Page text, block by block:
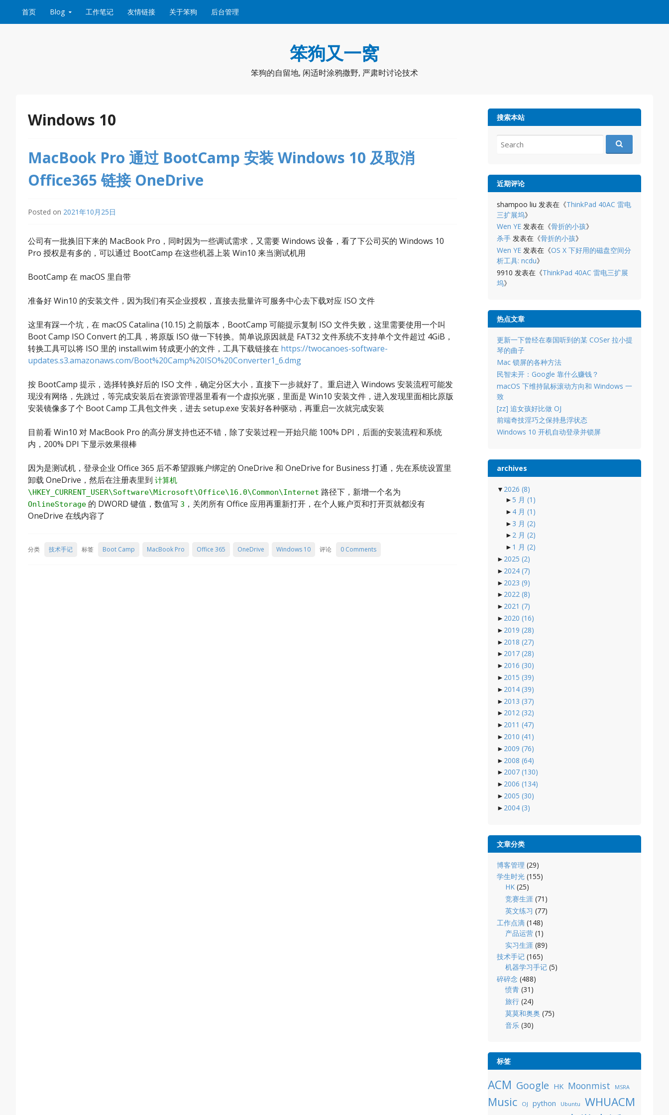
首页 Blog 工作笔记 友情链接 关于笨狗 后台管理
笨狗又一窝
笨狗的自留地, 闲适时涂鸦撒野, 严肃时讨论技术
Windows 10
MacBook Pro 通过 BootCamp 安装 Windows 10 及取消
Office365 链接 OneDrive
Posted on 2021年10月25日
公司有一批换旧下来的 MacBook Pro，同时因为一些调试需求，又需要 Windows 设备，看了下公司买的 Windows 10
Pro 授权是有多的，可以通过 BootCamp 在这些机器上装 Win10 来当测试机用
BootCamp 在 macOS 里自带
准备好 Win10 的安装文件，因为我们有买企业授权，直接去批量许可服务中心去下载对应 ISO 文件
这里有踩一个坑，在 macOS Catalina (10.15) 之前版本，BootCamp 可能提示复制 ISO 文件失败，这里需要使用一个叫
Boot Camp ISO Convert 的工具，将原版 ISO 做一下转换。简单说原因就是 FAT32 文件系统不支持单个文件超过 4GiB，
转换工具可以将 ISO 里的 install.wim 转成更小的文件，工具下载链接在 https://twocanoes-software-
updates.s3.amazonaws.com/Boot%20Camp%20ISO%20Converter1_6.dmg
按 BootCamp 提示，选择转换好后的 ISO 文件，确定分区大小，直接下一步就好了。重启进入 Windows 安装流程可能发
现没有网络，先跳过，等完成安装后在资源管理器里看有一个虚拟光驱，里面是 Win10 安装文件，进入发现里面相比原版
安装镜像多了个 Boot Camp 工具包文件夹，进去 setup.exe 安装好各种驱动，再重启一次就完成安装
目前看 Win10 对 MacBook Pro 的高分屏支持也还不错，除了安装过程一开始只能 100% DPI，后面的安装流程和系统
内，200% DPI 下显示效果很棒
因为是测试机，登录企业 Office 365 后不希望跟账户绑定的 OneDrive 和 OneDrive for Business 打通，先在系统设置里
卸载 OneDrive，然后在注册表里到 计算机
\HKEY_CURRENT_USER\Software\Microsoft\Office\16.0\Common\Internet 路径下，新增一个名为
OnlineStorage 的 DWORD 键值，数值写 3 ，关闭所有 Office 应用再重新打开，在个人账户页和打开页就都没有
OneDrive 在线内容了
分类 技术手记 标签 Boot Camp MacBook Pro Office 365 OneDrive Windows 10 评论 0 Comments
搜索本站
for:
近期评论
shampoo liu 发表在《ThinkPad 40AC 雷电
三扩展坞》
Wen YE发表在《骨折的小孩》
杀手发表在《骨折的小孩》
Wen YE发表在《OS X 下好用的磁盘空间分
析工具: ncdu》
9910 发表在《ThinkPad 40AC 雷电三扩展
坞》
热点文章
更新一下曾经在泰国听到的某 COSer 拉小提
琴的曲子
Mac 锁屏的各种方法
民智未开：Google 靠什么赚钱？
macOS 下维持鼠标滚动方向和 Windows 一
致
[zz] 追女孩好比做 OJ
前端奇技淫巧之保持悬浮状态
Windows 10 开机自动登录并锁屏
archives
▼ 2026 (8)
► 5 月 (1)
► 4 月 (1)
► 3 月 (2)
► 2 月 (2)
► 1 月 (2)
► 2025 (2)
► 2024 (7)
► 2023 (9)
► 2022 (8)
► 2021 (7)
► 2020 (16)
► 2019 (28)
► 2018 (27)
► 2017 (28)
► 2016 (30)
► 2015 (39)
► 2014 (39)
► 2013 (37)
► 2012 (32)
► 2011 (47)
► 2010 (41)
► 2009 (76)
► 2008 (64)
► 2007 (130)
► 2006 (134)
► 2005 (30)
► 2004 (3)
文章分类
博客管理 (29)
学生时光(155)
HK (25)
竞赛生涯 (71)
英文练习 (77)
工作点滴(148)
产品运营 (1)
实习生涯 (89)
技术手记(165)
机器学习手记 (5)
碎碎念 (488)
愤青 (31)
旅行 (24)
莫莫和奥奥 (75)
音乐 (30)
标签
ACM Google HK Moonmist MSRA
Music OJ python Ubuntu WHUACM